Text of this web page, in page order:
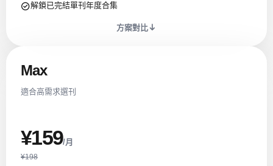
解鎖已完結單刊年度合集
方案對比
Max
適合高需求選刊
¥159/月
¥198